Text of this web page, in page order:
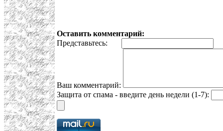
Оставить комментарий:
Представьтесь:
Ваш комментарий:
Защита от спама - введите день недели (1-7):